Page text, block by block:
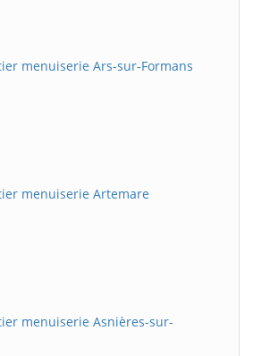
menuiserie Ars-sur-Formans
menuiserie Artemare
menuiserie Asnières-sur-